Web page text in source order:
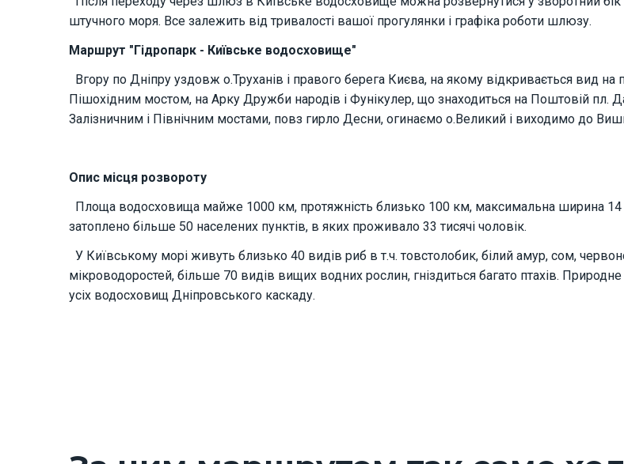
штучного моря. Все залежить від тривалості вашої прогулянки і графіка роботи шлюзу.
Маршрут "Гідропарк - Київське водосховище"
Вгору по Дніпру уздовж о.Труханів і правого берега Києва, на якому відкривається вид
Пішохідним мостом, на Арку Дружби народів і Фунікулер, що знаходиться на Поштовій пл.
Залізничним і Північним мостами, повз гирло Десни, огинаємо о.Великий і виходимо до
Опис місця розвороту
Площа водосховища майже 1000 км, протяжність близько 100 км, максимальна ширина
затоплено більше 50 населених пунктів, в яких проживало 33 тисячі чоловік.
У Київському морі живуть близько 40 видів риб в т.ч. товстолобик, білий амур, сом,
мікроводоростей, більше 70 видів вищих водних рослин, гніздиться багато птахів.
усіх водосховищ Дніпровського каскаду.